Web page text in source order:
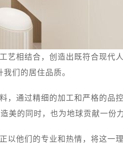
艺相结合，创造出既符合现代
们的居住品质。
，通过精细的加工和严格的品
美的同时，也为地球贡献一份力
他们的专业和热情，将这一